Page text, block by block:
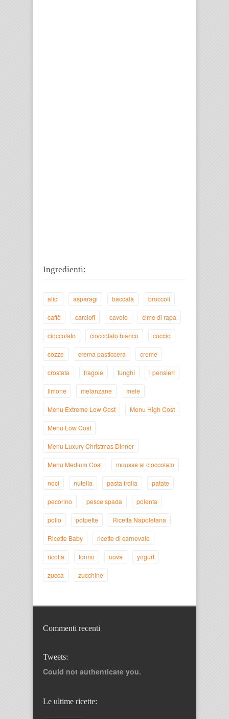
Ingredienti:
alici asparagi baccalà broccoli
caffè carciofi cavolo cime di rapa
cioccolato cioccolato bianco coccio
cozze crema pasticcera creme
crostata fragole funghi i pensieri
limone melanzane mele
Menu Extreme Low Cost Menu High Cost
Menu Low Cost
Menu Luxury Christmas Dinner
Menu Medium Cost mousse al cioccolato
noci nutella pasta frolla patate
pecorino pesce spada polenta
pollo polpette Ricetta Napoletana
Ricette Baby ricette di carnevale
ricotta tonno uova yogurt
zucca zucchine
Commenti recenti
Tweets:
Could not authenticate you.
Le ultime ricette: